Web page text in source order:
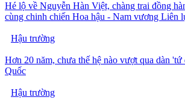
Hé lộ về Nguyễn Hàn Việt, chàng trai đồng
cùng chinh chiến Hoa hậu - Nam vương Liên
Hậu trường
Hơn 20 năm, chưa thế hệ nào vượt qua dàn 'tứ
Quốc
Hậu trường